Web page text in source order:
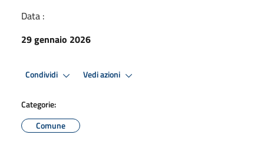
Data :
29 gennaio 2026
Condividi Vedi azioni
Categorie:
Comune